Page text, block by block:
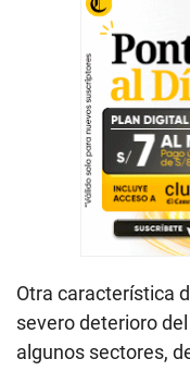
Otra característica
severo deterioro
algunos sectores,